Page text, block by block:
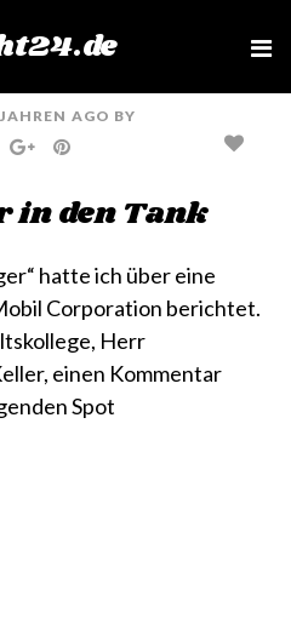
e
AGO BY
G
O
E
P
I
R
in den Tank
hatte ich über eine
Corporation berichtet.
Herr
einen Kommentar
Spot